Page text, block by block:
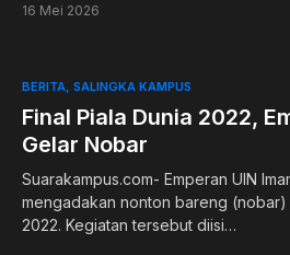
16 Mei 2026
BERITA SALINGKA KAMPUS
Final Piala Dunia 2022,
Gelar Nobar
Suarakampus.com- Emperan UIN
mengadakan nonton bareng (nobar)
2022. Kegiatan tersebut diisi…